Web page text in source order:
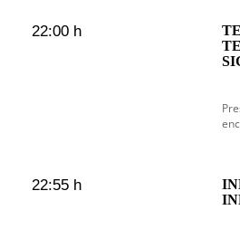
22:00 h
22:55 h